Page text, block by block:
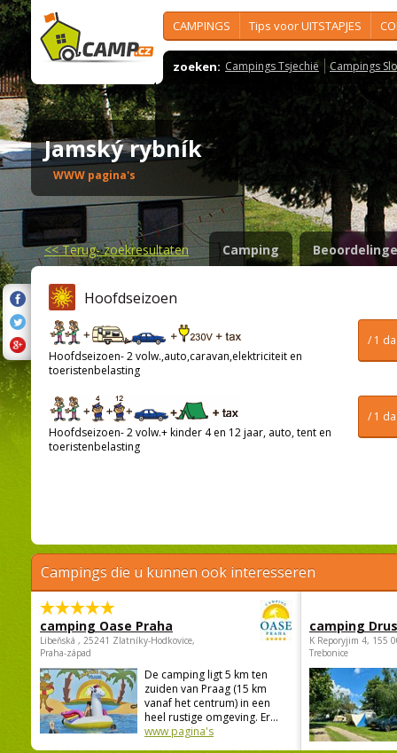
CAMPINGS Tips voor UITSTAPJES
zoeken: Campings Tsjechië Campings
Jamský rybník
WWW pagina's
<<Terug- zoekresultaten Camping
Hoofdseizoen
/ 1
Hoofdseizoen- 2 volw.,auto,caravan,elektriciteit en
toeristenbelasting
/ 1
Hoofdseizoen- 2 volw.+ kinder 4 en 12 jaar, auto, tent en
toeristenbelasting
Campings die u kunnen ook interesseren
camping Oase Praha
Libeňská , 25241 Zlatníky-Hodkovice,
Praha-západ
De camping ligt 5 km ten
zuiden van Praag (15 km
vanaf het centrum) in een
heel rustige omgeving. Er...
www pagina's
camping
K Reporyjim 4, 155
Trebonice